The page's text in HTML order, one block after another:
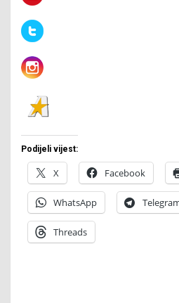
Podijeli vijest:
X Facebook
WhatsApp
Threads